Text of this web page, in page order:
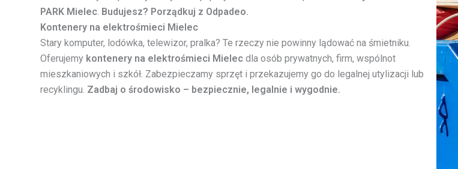
PARK Mielec. Budujesz? Porządkuj z Odpadeo.
Kontenery na elektrośmieci Mielec
Stary komputer, lodówka, telewizor, pralka? Te rzeczy nie powinny lądować na śmietniku.
Oferujemy kontenery na elektrośmieci Mielec dla osób prywatnych, firm, wspólnot
mieszkaniowych i szkół. Zabezpieczamy sprzęt i przekazujemy go do legalnej utylizacji lub
recyklingu. Zadbaj o środowisko – bezpiecznie, legalnie i wygodnie.